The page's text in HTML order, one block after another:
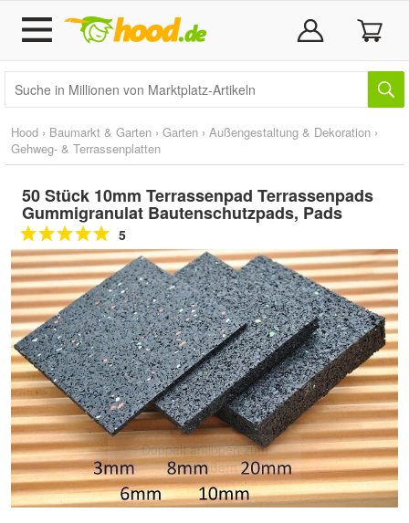
Hood › Baumarkt & Garten › Garten › Außengestaltung & Dekoration ›
Gehweg- & Terrassenplatten
50 Stück 10mm Terrassenpad Terrassenpads
Gummigranulat Bautenschutzpads, Pads
5
Doppelt antippen zum
vergrößern